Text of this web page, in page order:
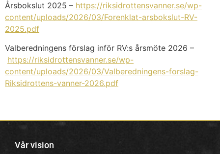
Årsbokslut 2025 – https://riksidrottensvanner.se/wp-
content/uploads/2026/03/Forenklat-arsbokslut-RV-
2025.pdf
Valberedningens förslag inför RV:s årsmöte 2026 –
https://riksidrottensvanner.se/wp-
content/uploads/2026/03/Valberedningens-forslag-
Riksidrottens-vanner-2026.pdf
Vår vision